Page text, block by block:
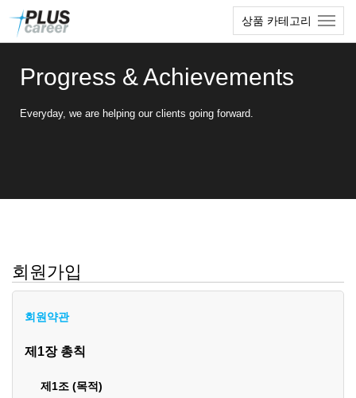
상품 카테고리
Progress & Achievements
Everyday, we are helping our clients going forward.
회원가입
회원약관
제1장 총칙
제1조 (목적)